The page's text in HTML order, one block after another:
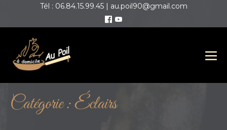
Tél : 06.84.15.99.45 | au.poil90@gmail.com
Catégorie :Éclairs